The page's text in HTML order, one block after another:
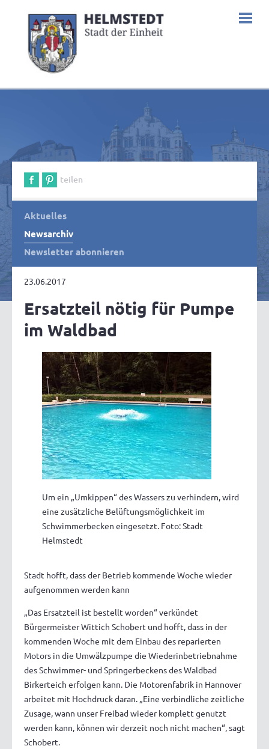
teilen
Aktuelles
Newsarchiv
Newsletter abonnieren
23.06.2017
Ersatzteil nötig für Pumpe
im Waldbad
Um ein „Umkippen“ des Wassers zu verhindern, wird
eine zusätzliche Belüftungsmöglichkeit im
Schwimmerbecken eingesetzt. Foto: Stadt
Helmstedt
Stadt hofft, dass der Betrieb kommende Woche wieder
aufgenommen werden kann
„Das Ersatzteil ist bestellt worden“ verkündet
Bürgermeister Wittich Schobert und hofft, dass in der
kommenden Woche mit dem Einbau des reparierten
Motors in die Umwälzpumpe die Wiederinbetriebnahme
des Schwimmer- und Springerbeckens des Waldbad
Birkerteich erfolgen kann. Die Motorenfabrik in Hannover
arbeitet mit Hochdruck daran. „Eine verbindliche zeitliche
Zusage, wann unser Freibad wieder komplett genutzt
werden kann, können wir derzeit noch nicht machen“, sagt
Schobert.